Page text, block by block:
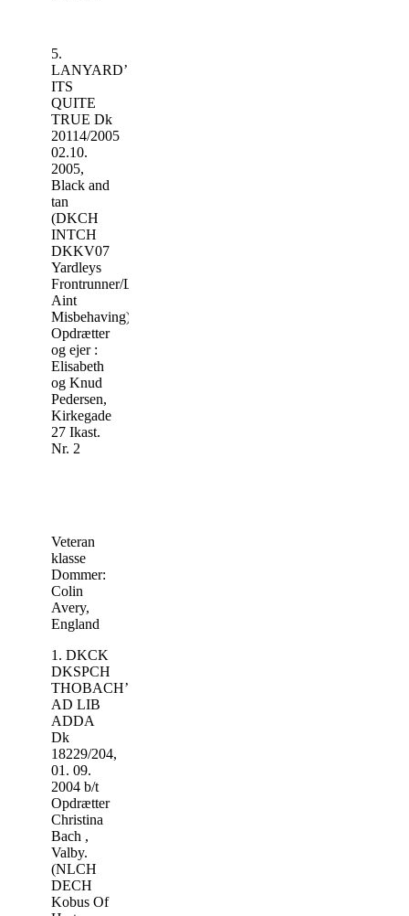
5.
LANYARD’S
ITS
QUITE
TRUE Dk
20114/2005
02.10.
2005,
Black and
tan
(DKCH
INTCH
DKKV07
Yardleys
Frontrunner/Legend’s
Aint
Misbehaving)
Opdrætter
og ejer :
Elisabeth
og Knud
Pedersen,
Kirkegade
27 Ikast.
Nr. 2
Veteran
klasse
Dommer:
Colin
Avery,
England
1. DKCK
DKSPCH
THOBACH’S
AD LIB
ADDA
Dk
18229/204,
01. 09.
2004 b/t
Opdrætter
Christina
Bach ,
Valby.
(NLCH
DECH
Kobus Of